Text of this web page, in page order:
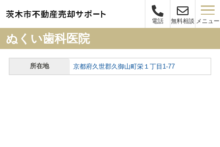
電話 無料相談 メニュー
ぬくい歯科医院
所在地 京都府久世郡久御山町栄１丁目1-77